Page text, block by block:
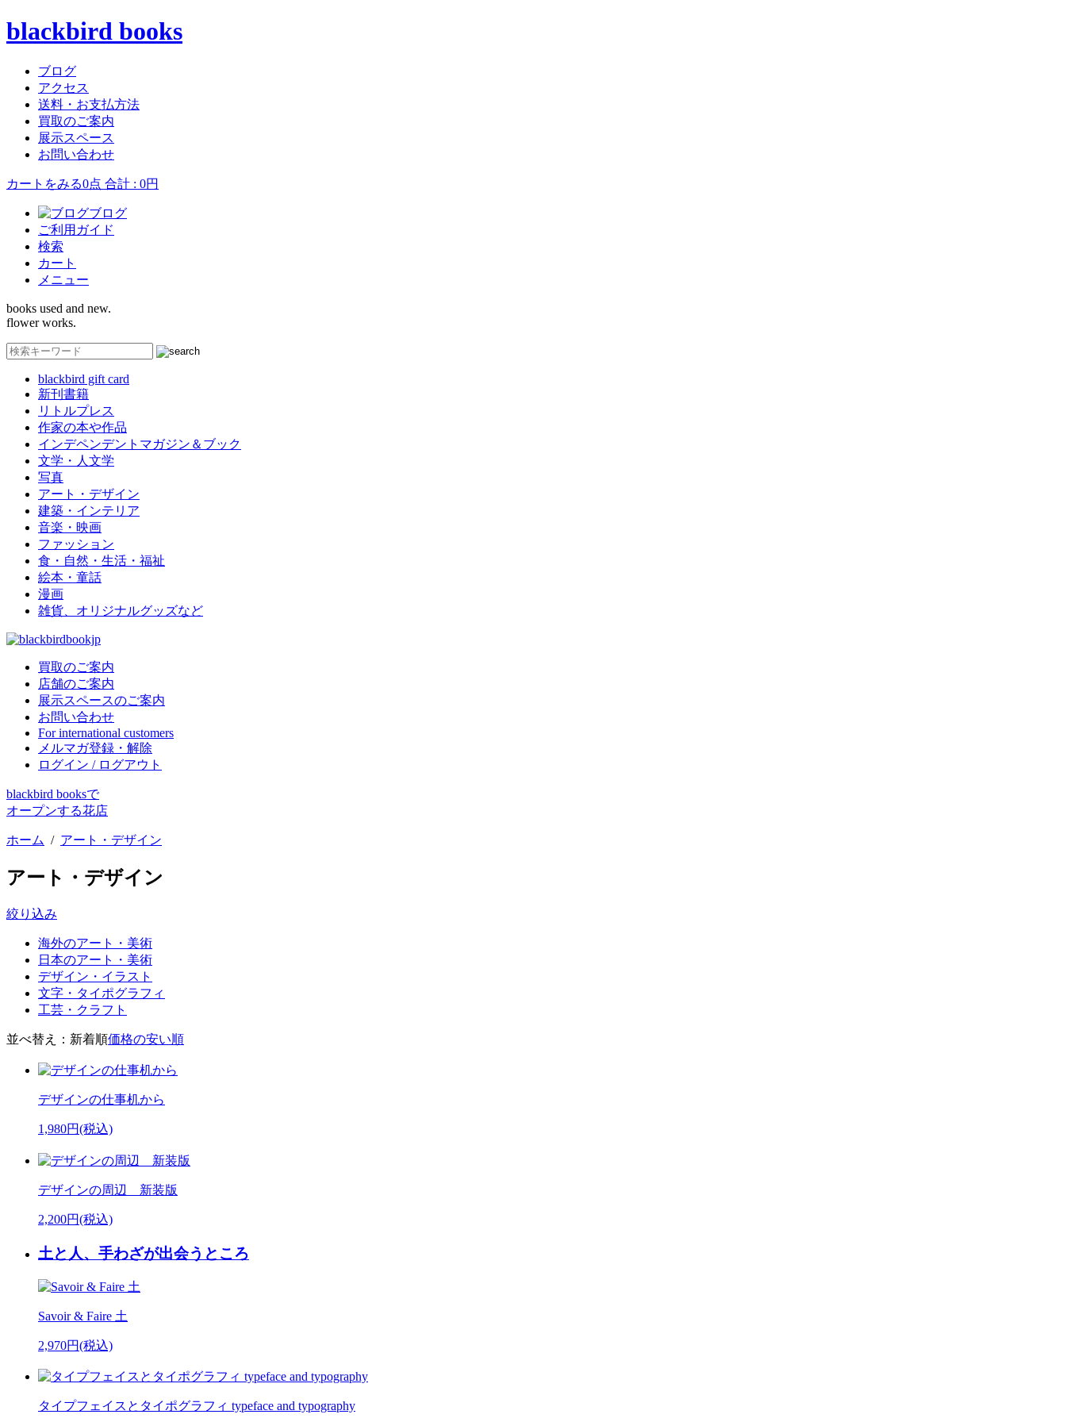
blackbird books
ブログ
アクセス
送料・お支払方法
買取のご案内
展示スペース
お問い合わせ
カートをみる0点 合計 : 0円
ブログ
ご利用ガイド
検索
カート
メニュー
books used and new.
flower works.
blackbird gift card
新刊書籍
リトルプレス
作家の本や作品
インデペンデントマガジン＆ブック
文学・人文学
写真
アート・デザイン
建築・インテリア
音楽・映画
ファッション
食・自然・生活・福祉
絵本・童話
漫画
雑貨、オリジナルグッズなど
買取のご案内
店舗のご案内
展示スペースのご案内
お問い合わせ
For international customers
メルマガ登録・解除
ログイン / ログアウト
blackbird booksで
オープンする花店
ホーム / アート・デザイン
アート・デザイン
絞り込み
海外のアート・美術
日本のアート・美術
デザイン・イラスト
文字・タイポグラフィ
工芸・クラフト
並べ替え： 新着順価格の安い順
デザインの仕事机から
1,980円(税込)
デザインの周辺 新装版
2,200円(税込)
土と人、手わざが出会うところ
Savoir & Faire 土
2,970円(税込)
タイプフェイスとタイポグラフィ typeface and typography